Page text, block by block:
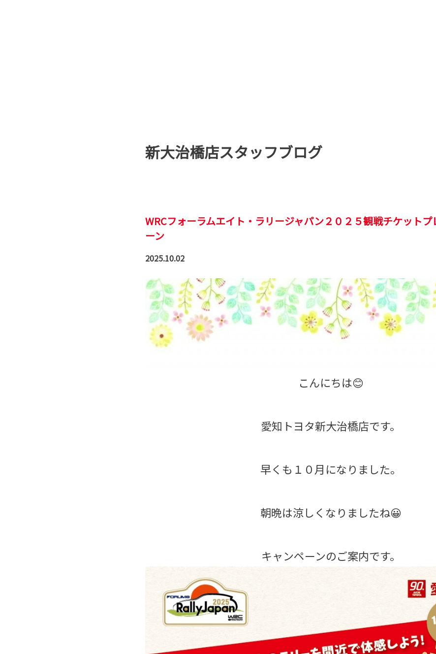
新大治橋店スタッフブログ
WRCフォーラムエイト・ラリージャパン２０２５観戦チケット
ーン
2025.10.02
こんにちは😊
愛知トヨタ新大治橋店です。
早くも１０月になりました。
朝晩は涼しくなりましたね😀
キャンペーンのご案内です。